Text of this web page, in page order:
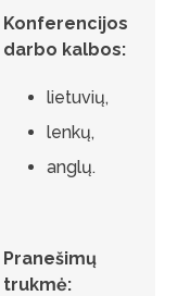
Konferencijos
darbo kalbos:
lietuvių,
lenkų,
anglų.
Pranešimų
trukmė: